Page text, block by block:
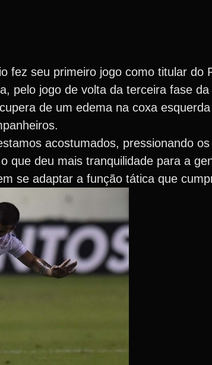
fez seu primeiro jogo como titular do
pelo jogo de volta da terceira fase
de um edema na coxa
acostumados, pressionando
que deu mais tranquilidade para a
se adaptar a função tática que